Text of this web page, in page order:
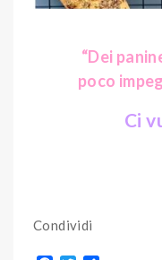
“Dei
poco
Ci
Condividi